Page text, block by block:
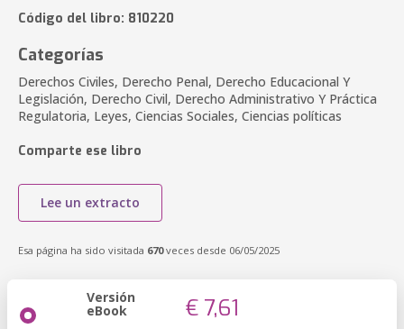
Código del libro: 810220
Categorías
Derechos Civiles, Derecho Penal, Derecho Educacional Y
Legislación, Derecho Civil, Derecho Administrativo Y Práctica
Regulatoria, Leyes, Ciencias Sociales, Ciencias políticas
Comparte ese libro
Lee un extracto
Esa página ha sido visitada 670veces desde 06/05/2025
Versión
eBook € 7,61